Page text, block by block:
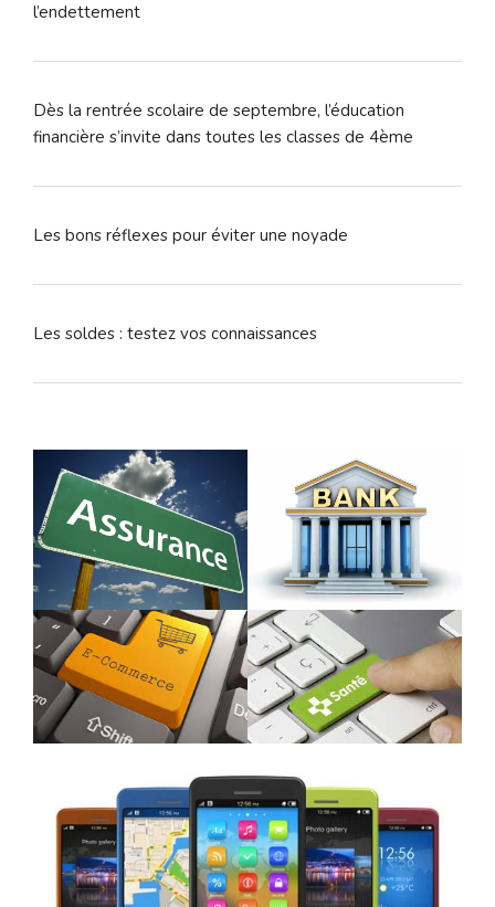
l’endettement
Dès la rentrée scolaire de septembre, l’éducation
financière s’invite dans toutes les classes de 4ème
Les bons réflexes pour éviter une noyade
Les soldes : testez vos connaissances